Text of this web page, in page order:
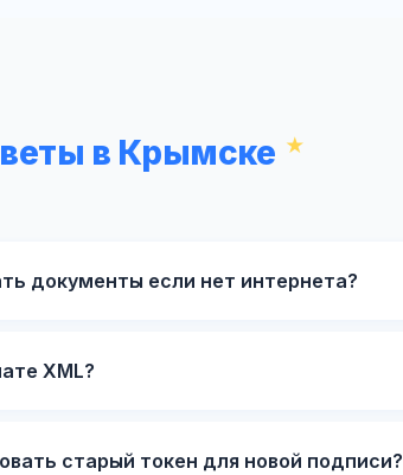
в Крымске
документы если нет интернета?
XML?
старый токен для новой подписи?